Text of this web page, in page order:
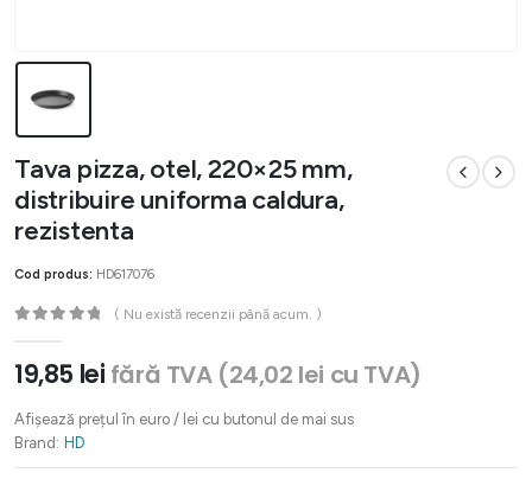
Tava pizza, otel, 220×25 mm,
distribuire uniforma caldura,
rezistenta
Cod produs: HD617076
( Nu există recenzii până acum. )
19,85 lei fără TVA (24,02 lei cu TVA)
Afișează prețul în euro / lei cu butonul de mai sus
Brand: HD